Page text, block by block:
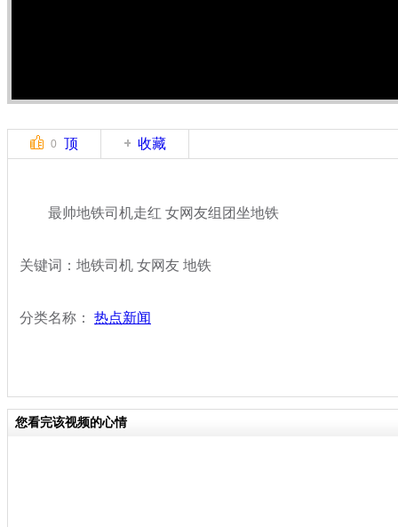
0 顶 收藏
最帅地铁司机走红 女网友组团坐地铁
关键词：地铁司机 女网友 地铁
分类名称： 热点新闻
您看完该视频的心情